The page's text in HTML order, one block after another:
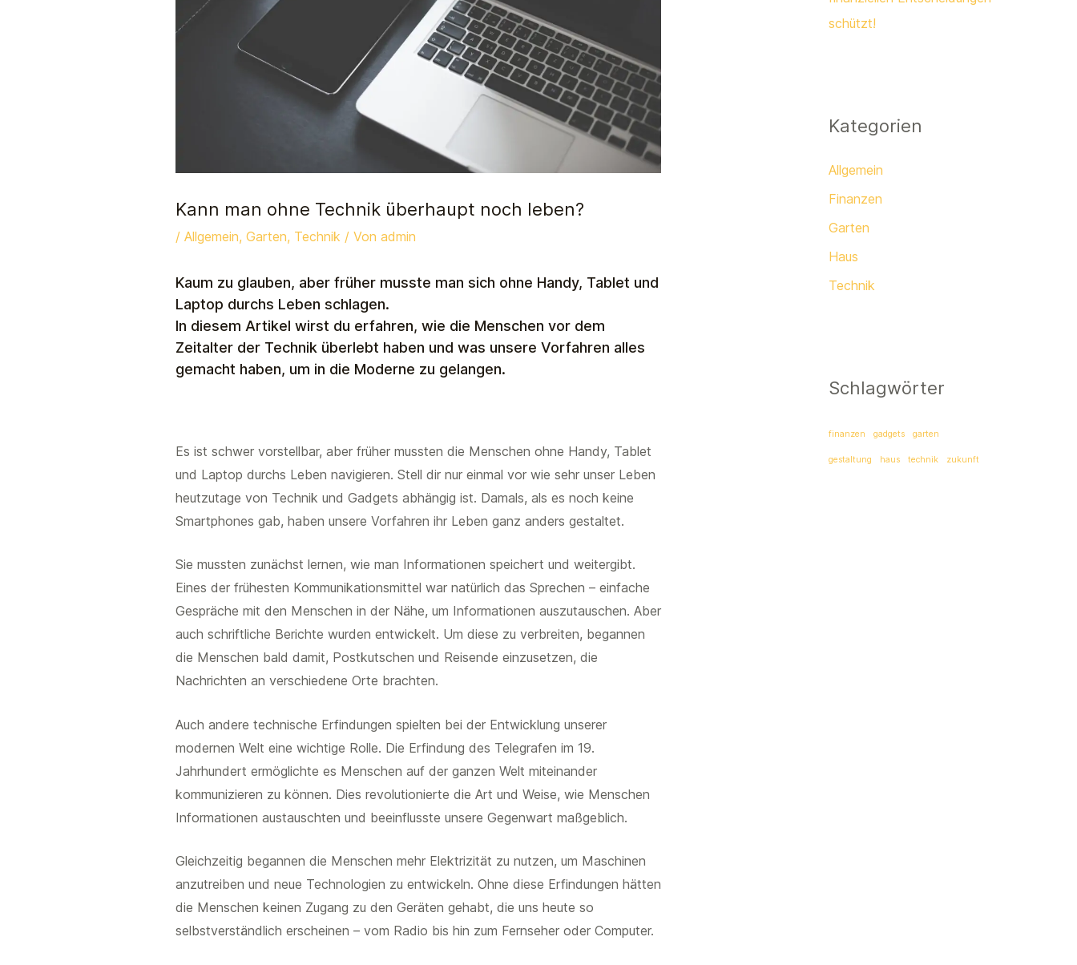
Kann man ohne Technik überhaupt noch leben?
/ Allgemein, Garten, Technik / Von admin
Kaum zu glauben, aber früher musste man sich ohne Handy, Tablet und
Laptop durchs Leben schlagen.
In diesem Artikel wirst du erfahren, wie die Menschen vor dem
Zeitalter der Technik überlebt haben und was unsere Vorfahren alles
gemacht haben, um in die Moderne zu gelangen.
Es ist schwer vorstellbar, aber früher mussten die Menschen ohne Handy, Tablet
und Laptop durchs Leben navigieren. Stell dir nur einmal vor wie sehr unser Leben
heutzutage von Technik und Gadgets abhängig ist. Damals, als es noch keine
Smartphones gab, haben unsere Vorfahren ihr Leben ganz anders gestaltet.
Sie mussten zunächst lernen, wie man Informationen speichert und weitergibt.
Eines der frühesten Kommunikationsmittel war natürlich das Sprechen – einfache
Gespräche mit den Menschen in der Nähe, um Informationen auszutauschen. Aber
auch schriftliche Berichte wurden entwickelt. Um diese zu verbreiten, begannen
die Menschen bald damit, Postkutschen und Reisende einzusetzen, die
Nachrichten an verschiedene Orte brachten.
Auch andere technische Erfindungen spielten bei der Entwicklung unserer
modernen Welt eine wichtige Rolle. Die Erfindung des Telegrafen im 19.
Jahrhundert ermöglichte es Menschen auf der ganzen Welt miteinander
kommunizieren zu können. Dies revolutionierte die Art und Weise, wie Menschen
Informationen austauschten und beeinflusste unsere Gegenwart maßgeblich.
Gleichzeitig begannen die Menschen mehr Elektrizität zu nutzen, um Maschinen
anzutreiben und neue Technologien zu entwickeln. Ohne diese Erfindungen hätten
die Menschen keinen Zugang zu den Geräten gehabt, die uns heute so
selbstverständlich erscheinen – vom Radio bis hin zum Fernseher oder Computer.
schützt!
Kategorien
Allgemein
Finanzen
Garten
Haus
Technik
Schlagwörter
finanzen gadgets garten
gestaltung haus technik zukunft